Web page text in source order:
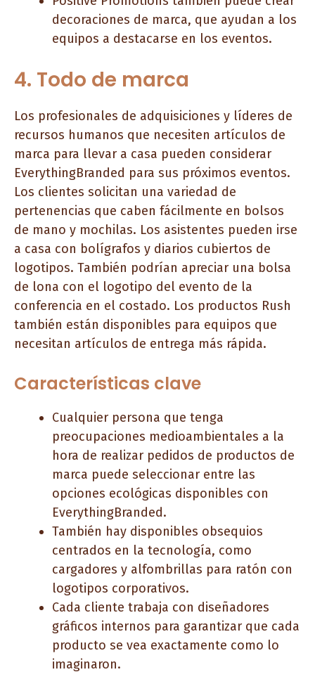
decoraciones de marca, que ayudan a los
equipos a destacarse en los eventos.
4. Todo de marca
Los profesionales de adquisiciones y líderes de
recursos humanos que necesiten artículos de
marca para llevar a casa pueden considerar
EverythingBranded para sus próximos eventos.
Los clientes solicitan una variedad de
pertenencias que caben fácilmente en bolsos
de mano y mochilas. Los asistentes pueden irse
a casa con bolígrafos y diarios cubiertos de
logotipos. También podrían apreciar una bolsa
de lona con el logotipo del evento de la
conferencia en el costado. Los productos Rush
también están disponibles para equipos que
necesitan artículos de entrega más rápida.
Características clave
Cualquier persona que tenga
preocupaciones medioambientales a la
hora de realizar pedidos de productos de
marca puede seleccionar entre las
opciones ecológicas disponibles con
EverythingBranded.
También hay disponibles obsequios
centrados en la tecnología, como
cargadores y alfombrillas para ratón con
logotipos corporativos.
Cada cliente trabaja con diseñadores
gráficos internos para garantizar que cada
producto se vea exactamente como lo
imaginaron.